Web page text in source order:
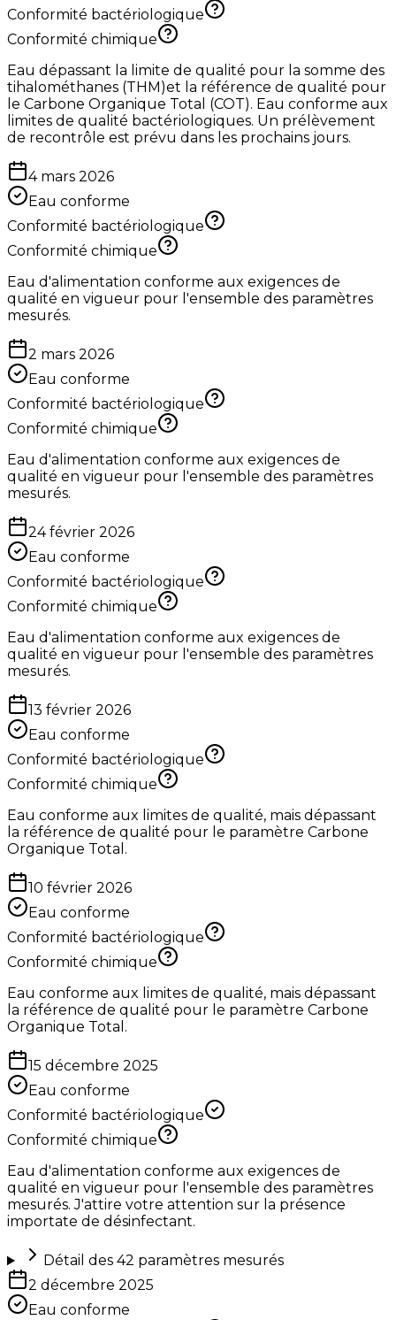
Conformité bactériologique
Conformité chimique
Eau dépassant la limite de qualité pour la somme des
tihalométhanes (THM)et la référence de qualité pour
le Carbone Organique Total (COT). Eau conforme aux
limites de qualité bactériologiques. Un prélèvement
de recontrôle est prévu dans les prochains jours.
4 mars 2026
Eau conforme
Conformité bactériologique
Conformité chimique
Eau d'alimentation conforme aux exigences de
qualité en vigueur pour l'ensemble des paramètres
mesurés.
2 mars 2026
Eau conforme
Conformité bactériologique
Conformité chimique
Eau d'alimentation conforme aux exigences de
qualité en vigueur pour l'ensemble des paramètres
mesurés.
24 février 2026
Eau conforme
Conformité bactériologique
Conformité chimique
Eau d'alimentation conforme aux exigences de
qualité en vigueur pour l'ensemble des paramètres
mesurés.
13 février 2026
Eau conforme
Conformité bactériologique
Conformité chimique
Eau conforme aux limites de qualité, mais dépassant
la référence de qualité pour le paramètre Carbone
Organique Total.
10 février 2026
Eau conforme
Conformité bactériologique
Conformité chimique
Eau conforme aux limites de qualité, mais dépassant
la référence de qualité pour le paramètre Carbone
Organique Total.
15 décembre 2025
Eau conforme
Conformité bactériologique
Conformité chimique
Eau d'alimentation conforme aux exigences de
qualité en vigueur pour l'ensemble des paramètres
mesurés. J'attire votre attention sur la présence
importate de désinfectant.
Détail des 42 paramètres mesurés
2 décembre 2025
Eau conforme